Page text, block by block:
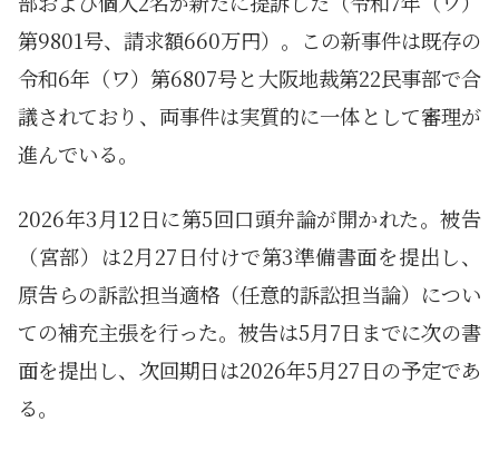
第9801号、請求額660万円）。この新事件は既存の
令和6年（ワ）第6807号と大阪地裁第22民事部で合
議されており、両事件は実質的に一体として審理が
進んでいる。
2026年3月12日に第5回口頭弁論が開かれた。被告
（宮部）は2月27日付けで第3準備書面を提出し、
原告らの訴訟担当適格（任意的訴訟担当論）につい
ての補充主張を行った。被告は5月7日までに次の書
面を提出し、次回期日は2026年5月27日の予定であ
る。